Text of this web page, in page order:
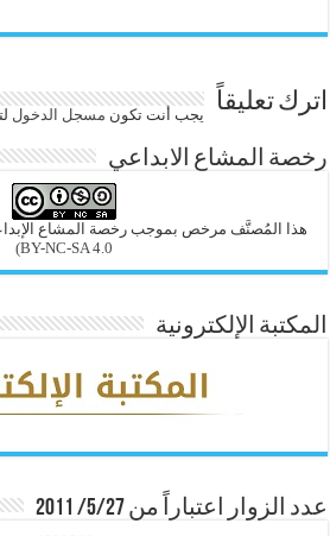
اترك تعليقاً يجب أنت تكون مسجل الدخول
رخصة المشاع الابداعي
هذا المُصنَّف مرخص بموجب رخصة المشاع الإبداعي،
BY-NC-SA 4.0)
المكتبة الإلكترونية
عدد الزوار اعتباراً من 5/27/ 2011